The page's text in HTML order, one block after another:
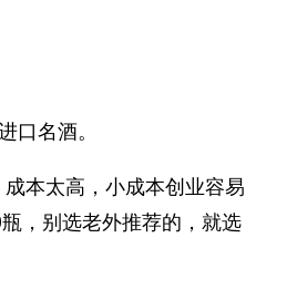
口名酒。
本太高，小成本创业容易
，别选老外推荐的，就选